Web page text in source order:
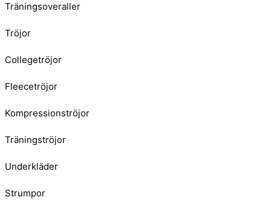
Träningsoveraller
Tröjor
Collegetröjor
Fleecetröjor
Kompressionströjor
Träningströjor
Underkläder
Strumpor